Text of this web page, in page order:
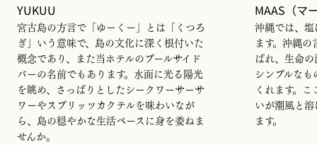
YUKUU
宮古島の方言で「ゆーくー」とは「くつろ
ぎ」いう意味で、島の文化に深く根付いた
概念であり、また当ホテルのプールサイド
バーの名前でもあります。水面に光る陽光
を眺め、さっぱりとしたシークワーサーサ
ワーやスプリッツカクテルを味わいなが
ら、島の穏やかな生活ペースに身を委ねま
せんか。
MAAS（マ
沖縄では、
ます。沖縄
ばれ、生命
シンプルな
くれます。
いが潮風と
ます。